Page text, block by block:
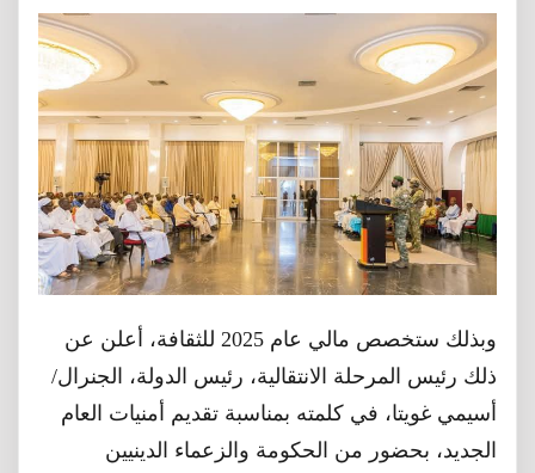
وبذلك ستخصص مالي عام 2025 للثقافة، أعلن عن
ذلك رئيس المرحلة الانتقالية، رئيس الدولة، الجنرال/
أسيمي غويتا، في كلمته بمناسبة تقديم أمنيات العام
الجديد، بحضور من الحكومة والزعماء الدينيين